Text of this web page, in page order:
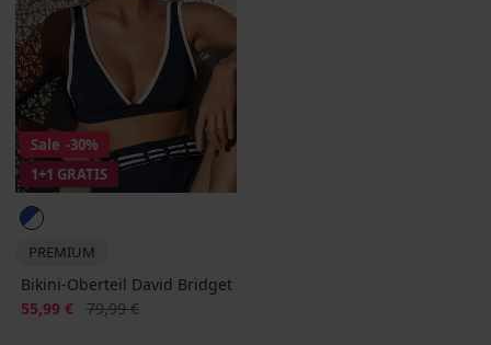
Sale -30%
1+1 GRATIS
PREMIUM
Bikini-Oberteil David Bridget
Rabatt
55,99 € Alter Preis
79,99 €